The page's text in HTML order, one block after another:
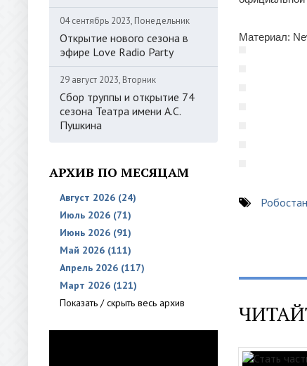
04 сентябрь 2023, Понедельник
Открытие нового сезона в
эфире Love Radio Party
29 август 2023, Вторник
Сбор труппы и открытие 74
сезона Театра имени А.С.
Пушкина
АРХИВ ПО МЕСЯЦАМ
Август 2026 (24)
Июль 2026 (71)
Июнь 2026 (91)
Май 2026 (111)
Апрель 2026 (117)
Март 2026 (121)
Показать / скрыть весь архив
Материал: